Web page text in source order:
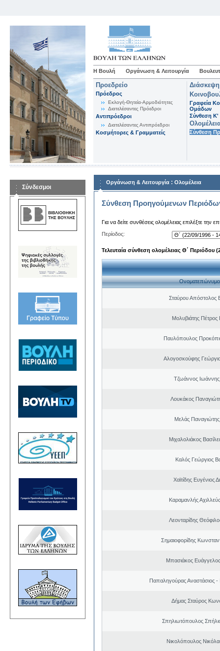
Η Βουλή Οργάνωση & Λειτουργία
Προεδρείο
Πρόεδρος
Εκλογή-Θητεία-Αρμοδιότητες
Διατελέσαντες Πρόεδροι
Αντιπρόεδροι
Διατελέσαντες Αντιπρόεδροι
Κοσμήτορες & Γραμματείς
Γραφεία
Ομάδων
Σύνθεση K'
Σύνθεση
Σύνδεσμοι
Οργάνωση & Λειτουργία : Ολομέλεια
Σύνθεση Προηγούμενων
Για να δείτε συνθέσεις ολομέλειας επιλέξτε την
Περίοδος:
Τελευταία σύνθεση ολομέλειας Θ΄ Περιόδου
Ονοματεπώνυμο
Σταύρου Απόστολος
Μολυβιάτης Πέτρος
Παυλόπουλος
Αλογοσκούφης
Τζωάννος Ιωάννης
Λουκάκος
Μελάς
Μιχαλολιάκος
Καλός Γεώργιος
Χαϊτίδης Ευγένιος
Καραμανλής
Λεονταρίδης
Σημαιοφορίδης
Μπασιάκος
Παπαληγούρας Αναστάσιος -
Δήμας Σταύρος
Σπηλιωτόπουλος
Νικολόπουλος